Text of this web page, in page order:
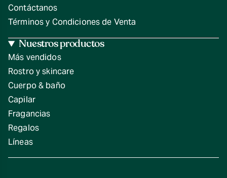
Contáctanos
Términos y Condiciones de Venta
Nuestros productos
Más vendidos
Rostro y skincare
Cuerpo & baño
Capilar
Fragancias
Regalos
Líneas